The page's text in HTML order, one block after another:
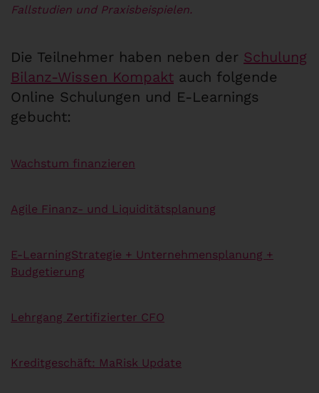
Fallstudien und Praxisbeispielen.
Die Teilnehmer haben neben der Schulung
Bilanz-Wissen Kompakt auch folgende
Online Schulungen und E-Learnings
gebucht:
Wachstum finanzieren
Agile Finanz- und Liquiditätsplanung
E-LearningStrategie + Unternehmensplanung +
Budgetierung
Lehrgang Zertifizierter CFO
Kreditgeschäft: MaRisk Update